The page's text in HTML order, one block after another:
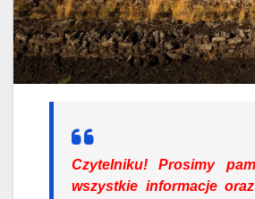
Czytelniku! Prosimy
wszystkie informacje